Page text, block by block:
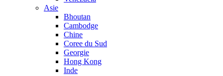
Asie
Bhoutan
Cambodge
Chine
Coree du Sud
Georgie
Hong Kong
Inde